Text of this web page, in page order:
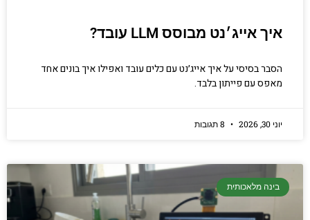
איך אייג׳נט מבוסס LLM עובד?
הסבר בסיסי על איך אייג׳נט עם כלים עובד ואפילו איך בונים אחד
מאפס עם פייתון בלבד.
יוני 30, 2026
בינה מלאכותית